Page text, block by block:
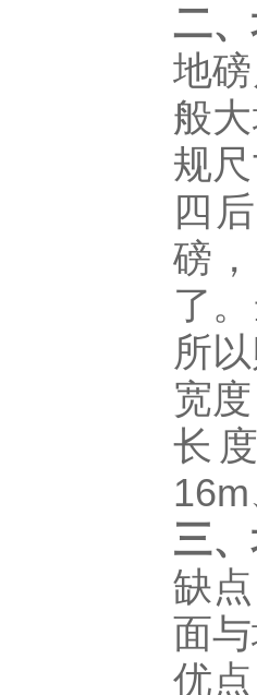
二
地
般
规
四
磅
了
所
宽
长
16m
三、
缺
面
优